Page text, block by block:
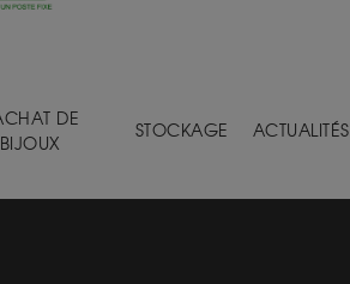
DE
BIJOUX
STOCKAGE ACTUALITÉS